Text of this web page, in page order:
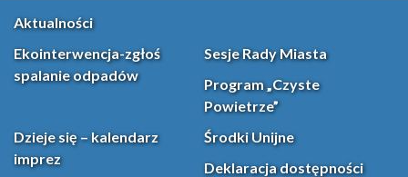
Aktualności
Ekointerwencja-zgłoś
spalanie odpadów
Sesje Rady Miasta
Program „Czyste
Powietrze”
Dzieje się – kalendarz
imprez
Środki Unijne
Deklaracja dostępności